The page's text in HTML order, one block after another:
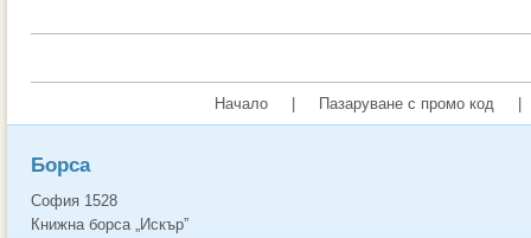
Начало Пазаруване с промо код
Борса
София 1528
Книжна борса „Искър”